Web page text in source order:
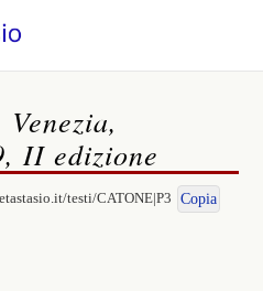
II edizione
testi/CATONE|P3 Copia